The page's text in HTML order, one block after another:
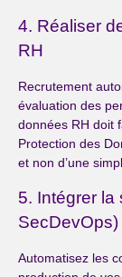
4. Réaliser
RH
Recrutement
évaluation des
données RH doit
Protection des
et non d’une
5. Intégrer la
SecDevOps)
Automatisez les